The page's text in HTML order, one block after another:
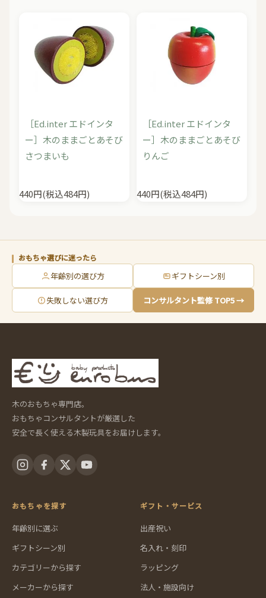
［Ed.inter エドインタ
ー］木のままごとあそび
さつまいも
440円(税込484円)
［Ed.inter エドインタ
ー］木のままごとあそび
りんご
440円(税込484円)
おもちゃ選びに迷ったら
年齢別の選び方 ギフトシーン別
失敗しない選び方 コンサルタント監修 TOP5 →
木のおもちゃ専門店。
おもちゃコンサルタントが厳選した
安全で長く使える木製玩具をお届けします。
おもちゃを探す
年齢別に選ぶ
ギフトシーン別
カテゴリーから探す
メーカーから探す
ギフト・サービス
出産祝い
名入れ・刻印
ラッピング
法人・施設向け